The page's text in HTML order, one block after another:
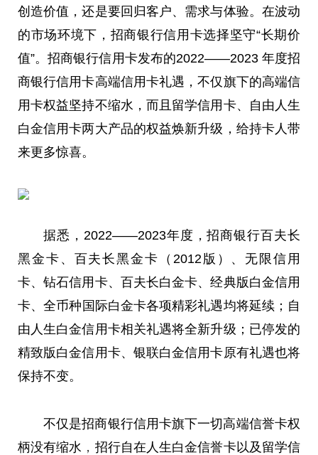
创造价值，还是要回归客户、需求与体验。在波动
的市场环境下，招商银行信用卡选择坚守“长期价
值”。招商银行信用卡发布的2022——2023 年度招
商银行信用卡高端信用卡礼遇，不仅旗下的高端信
用卡权益坚持不缩水，而且留学信用卡、自由人生
白金信用卡两大产品的权益焕新升级，给持卡人带
来更多惊喜。
据悉，2022——2023年度，招商银行百夫长
黑金卡、百夫长黑金卡（2012版）、无限信用
卡、钻石信用卡、百夫长白金卡、经典版白金信用
卡、全币种国际白金卡各项精彩礼遇均将延续；自
由人生白金信用卡相关礼遇将全新升级；已停发的
精致版白金信用卡、银联白金信用卡原有礼遇也将
保持不变。
不仅是招商银行信用卡旗下一切高端信誉卡权
柄没有缩水 ， 招行自在人生白金信誉卡以及留学信